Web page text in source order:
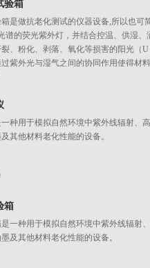
验箱
是做抗老化测试的仪器设备,所以也可
谱的荧光紫外灯，并结合控温、供湿、
、粉化、剥落、氧化等损害的阳光（
紫外光与湿气之间的协同作用使得材
材料耐气候性能的评价
种用于模拟自然环境中紫外线辐射、
其他材料老化性能的设备。
箱
一种用于模拟自然环境中紫外线辐射
及其他材料老化性能的设备。